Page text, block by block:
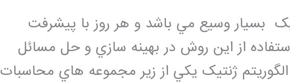
بسيار وسيع مي باشد و هر روز با پيشرفت
از اين روش در بهينه سازي و حل مسائل
ژنتيک يکي از زير مجموعه هاي محاسبات